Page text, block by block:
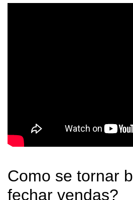
Como se tornar
fechar vendas?